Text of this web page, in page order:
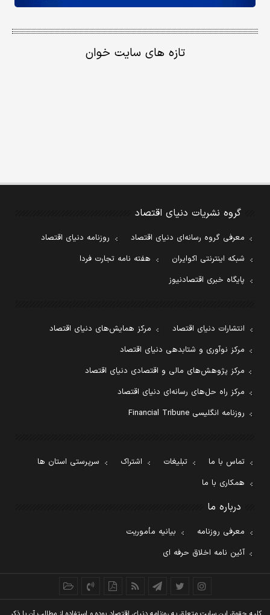
تازه های سایت خوان
گروه نشریات دنیای اقتصاد
معرفی گروه رسانه‌ای دنیای اقتصاد
روزنامه دنیای اقتصاد
شبکه اینترنتی اکوایران
هفته نامه تجارت فردا
پایگاه خبری اقتصادنیوز
انتشارات دنیای اقتصاد
مرکز همایش‌های دنیای اقتصاد
مرکز نوآوری و شتابدهی دنیای اقتصاد
مرکز پژوهش‌های مالی و اقتصادی دنیای اقتصاد
مرکز راه حل‌های رسانه‌ای دنیای اقتصاد
روزنامه انگلیسی Financial Tribune
تماس با ما تبلیغات اشتراک
سرپرستی استان ها
همکاری با ما
درباره ما
معرفی روزنامه
بیانیه مأموریت
آئین نامه اخلاق حرفه ای